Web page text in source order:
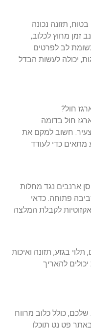
תזונה נכונה
זמן מחוץ לכלוב,
לב לפרטים
יכולה לעשות הבדל
חול?
חול בדומה
חשוב למקם את
כדי לעודד
ארנבים נגד מחלות
פתוחה. כדאי
לקבלת המלצה
יכול לחיות בין 8 ל-12 שנים, תלוי בגזע, תזונה ואיכות
להאריך
כולל כלוב מרווח
פט נט תוכלו